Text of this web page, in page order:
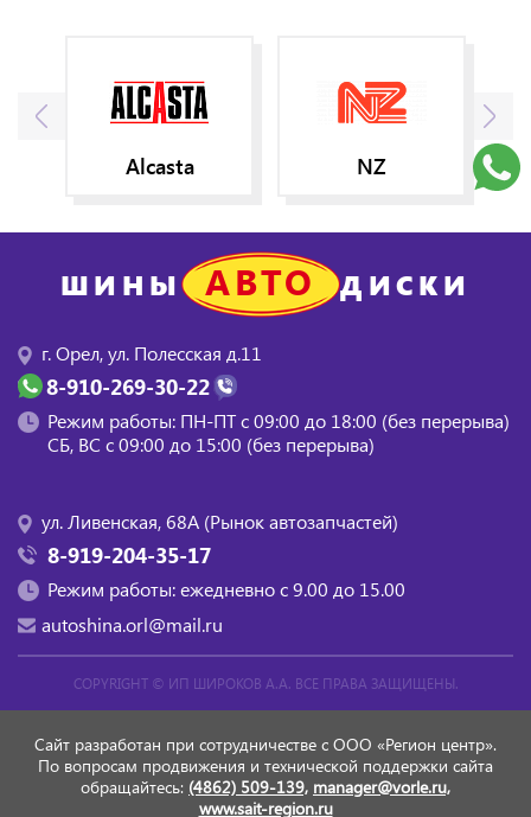
Alcasta NZ
ШИНЫ АВТО ДИСКИ
г. Орел, ул. Полесская д.11
8-910-269-30-22
Режим работы: ПН-ПТ с 09:00 до 18:00 (без перерыва)
СБ, BC с 09:00 до 15:00 (без перерыва)
ул. Ливенская, 68А (Рынок автозапчастей)
8-919-204-35-17
Режим работы: ежедневно с 9.00 до 15.00
autoshina.orl@mail.ru
COPYRIGHT © ИП ШИРОКОВ А.А. ВСЕ ПРАВА ЗАЩИЩЕНЫ.
Сайт разработан при сотрудничестве с ООО «Регион центр».
По вопросам продвижения и технической поддержки сайта
обращайтесь: (4862) 509-139, manager@vorle.ru,
www.sait-region.ru